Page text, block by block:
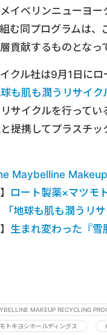
イベリンニューヨ
む同プログラムは
貢献するものとなっ
クル社は9月1日に
も肌も潤うリサイク
サイクルを行って
提携してプラスチッ
Maybelline
ロート製薬×マツモ
地球も肌も潤うリ
生まれ変わった『
MAKEUP RECYCLING
トキヨシホールディングス